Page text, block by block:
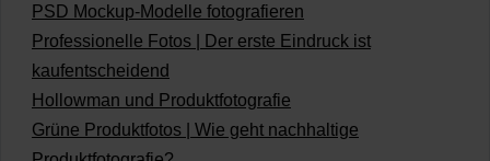
PSD Mockup-Modelle fotografieren
Professionelle Fotos | Der erste Eindruck ist
kaufentscheidend
Hollowman und Produktfotografie
Grüne Produktfotos | Wie geht nachhaltige